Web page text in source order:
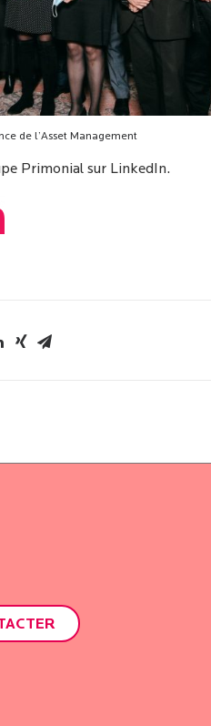
de l’Asset Management
Primonial sur LinkedIn.